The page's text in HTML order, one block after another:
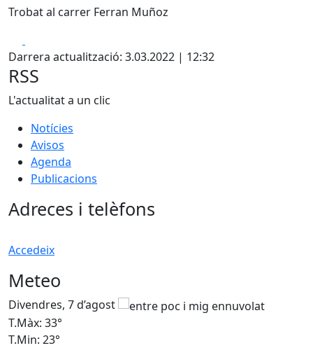
Trobat al carrer Ferran Muñoz
Darrera actualització: 3.03.2022 | 12:32
RSS
L'actualitat a un clic
Notícies
Avisos
Agenda
Publicacions
Adreces i telèfons
Accedeix
Meteo
Divendres, 7 d’agost
T.Màx: 33°
T.Min: 23°